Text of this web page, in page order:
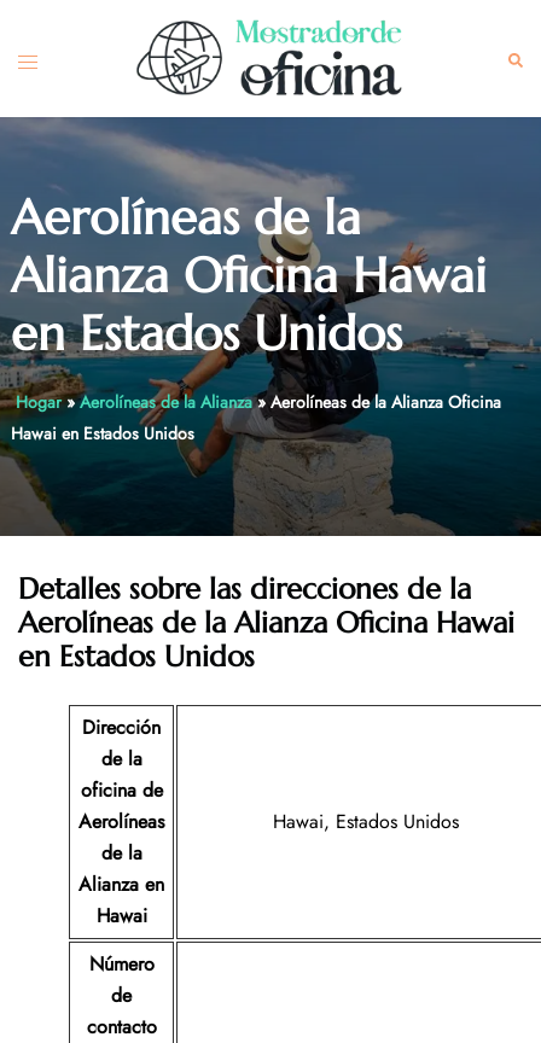
content
Toggle
Aerolíneas de la
Alianza Oficina Hawai
en Estados Unidos
Hogar»Aerolíneas de la Alianza»Aerolíneas de la Alianza Oficina
Hawai en Estados Unidos
Detalles sobre las direcciones de la
Aerolíneas de la Alianza Oficina Hawai
en Estados Unidos
Dirección
de la
oficina de
Aerolíneas
de la
Alianza en
Hawai
Hawai, Estados Unidos
Número
de
contacto